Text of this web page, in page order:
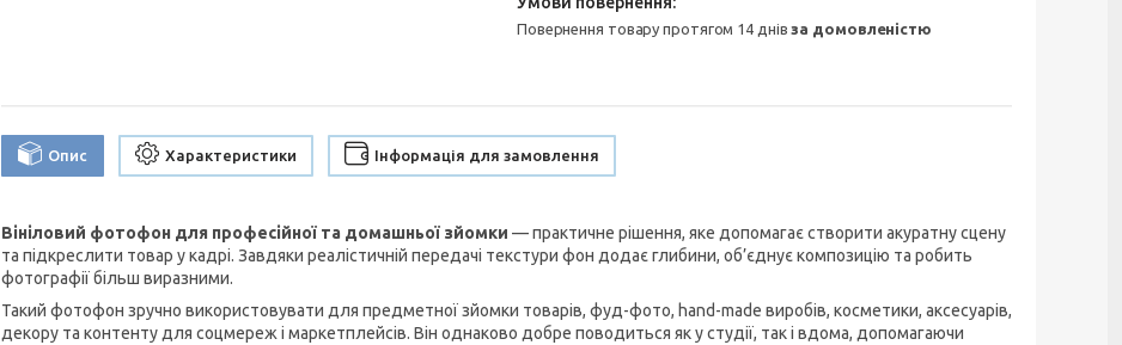
повернення товару протягом 14 днівза домовленістю
Опис Характеристики Інформація для замовлення
Вініловий фотофон для професійної та домашньої зйомки — практичне рішення, яке допомагає створити акуратну сцену
та підкреслити товар у кадрі. Завдяки реалістичній передачі текстури фон додає глибини, об’єднує композицію та робить
фотографії більш виразними.
Такий фотофон зручно використовувати для предметної зйомки товарів, фуд-фото, hand-made виробів, косметики, аксесуарів,
декору та контенту для соцмереж і маркетплейсів. Він однаково добре поводиться як у студії, так і вдома, допомагаючи